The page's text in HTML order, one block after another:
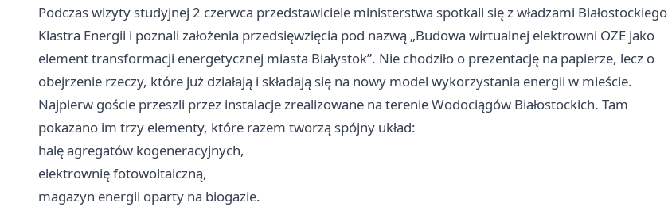
Podczas wizyty studyjnej 2 czerwca przedstawiciele ministerstwa spotkali się z władzami Białostockiego
Klastra Energii i poznali założenia przedsięwzięcia pod nazwą „Budowa wirtualnej elektrowni OZE jako
element transformacji energetycznej miasta Białystok”. Nie chodziło o prezentację na papierze, lecz o
obejrzenie rzeczy, które już działają i składają się na nowy model wykorzystania energii w mieście.
Najpierw goście przeszli przez instalacje zrealizowane na terenie Wodociągów Białostockich. Tam
pokazano im trzy elementy, które razem tworzą spójny układ:
halę agregatów kogeneracyjnych,
elektrownię fotowoltaiczną,
magazyn energii oparty na biogazie.